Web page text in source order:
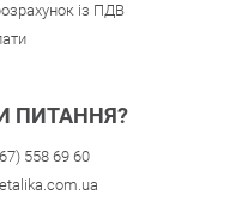
із ПДВ
ПИТАННЯ?
558 69 60